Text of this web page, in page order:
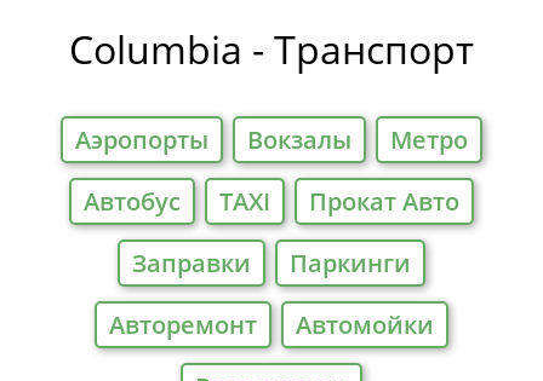
Columbia - Транспорт
Аэропорты Вокзалы
Метро
Автобус
TAXI
Прокат Авто
Заправки
Паркинги
Авторемонт
Автомойки